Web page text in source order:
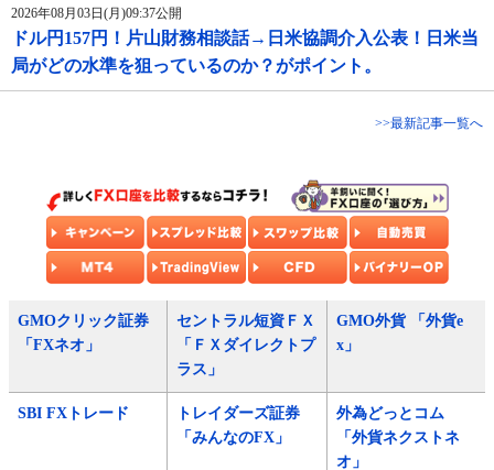
2026年08月03日(月)09:37公開
ドル円157円！片山財務相談話→日米協調介入公表！日米当
局がどの水準を狙っているのか？がポイント。
>>最新記事一覧へ
GMOクリック証券
「FXネオ」
セントラル短資ＦＸ
「ＦＸダイレクトプ
ラス」
GMO外貨 「外貨e
x」
SBI FXトレード
トレイダーズ証券
「みんなのFX」
外為どっとコム
「外貨ネクストネ
オ」